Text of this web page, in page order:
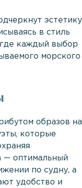
эстетику
в стиль
каждый выбор
морского
образов на
которые
— оптимальный
по судну, а
удобство и